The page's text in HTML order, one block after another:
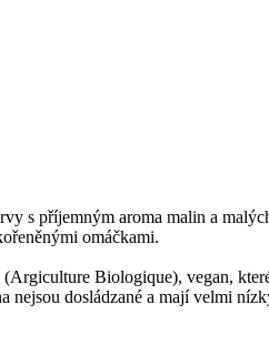
s příjemným aroma malin a
omáčkami.
Biologique), vegan,
nejsou dosládzané a mají velmi